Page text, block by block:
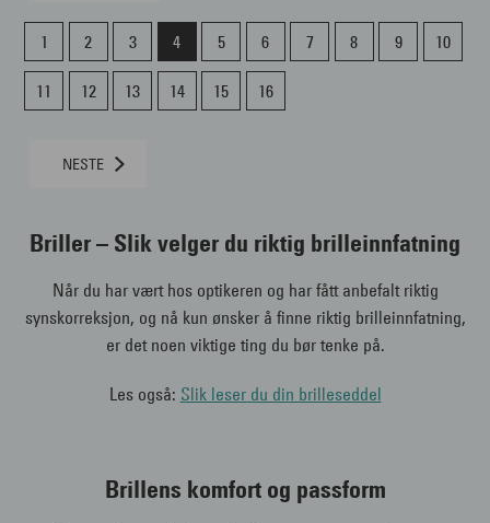
1 2 3 4 5 6 7 8 9 10
11 12 13 14 15 16
NESTE
Briller– Slik velger du riktig brilleinnfatning
Når du har vært hos optikeren og har fått anbefalt riktig
synskorreksjon, og nå kun ønsker å finne riktig brilleinnfatning,
er det noen viktige ting du bør tenke på.
Les også: Slik leser du din brilleseddel
Brillens komfort og passform